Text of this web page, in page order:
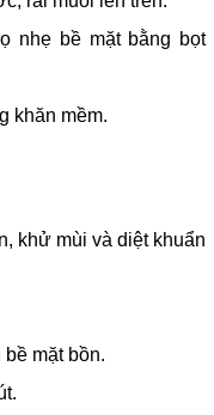
nhẹ bề mặt bằng bọt
khăn mềm.
khử mùi và diệt khuẩn
mặt bồn.